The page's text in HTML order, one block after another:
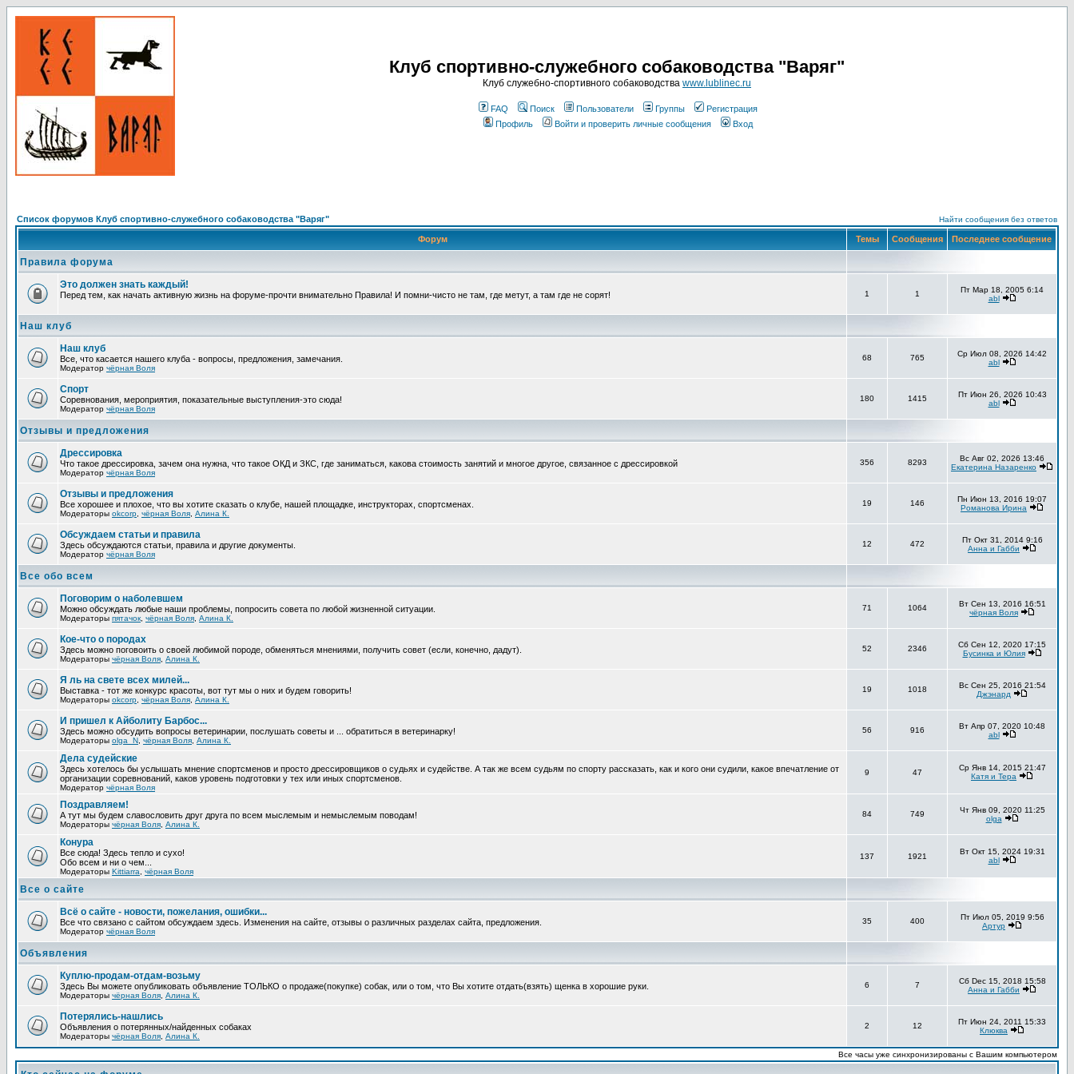
Клуб спортивно-служебного собаководства "Варяг"
Клуб служебно-спортивного собаководства www.lublinec.ru
FAQ Поиск Пользователи Группы
Регистрация
Профиль
Войти и проверить личные сообщения Вход
Список форумов Клуб спортивно-служебного собаководства "Варяг" Найти сообщения без ответов
Форум Темы Сообщения Последнее сообщение
Правила форума
Это должен знать каждый!
Перед тем, как начать активную жизнь на форуме-прочти внимательно Правила! И помни-чисто не там, где метут, а там где не сорят! 1 1
Пт Мар 18, 2005 6:14
abl
Наш клуб
Наш клуб
Все, что касается нашего клуба - вопросы, предложения, замечания.
Модератор чёрная Воля
68 765
Ср Июл 08, 2026 14:42
abl
Спорт
Соревнования, мероприятия, показательные выступления-это сюда!
Модератор чёрная Воля
180 1415
Пт Июн 26, 2026 10:43
abl
Отзывы и предложения
Дрессировка
Что такое дрессировка, зачем она нужна, что такое ОКД и ЗКС, где заниматься, какова стоимость занятий и многое другое, связанное с дрессировкой
Модератор чёрная Воля
356 8293
Вс Авг 02, 2026 13:46
Екатерина Назаренко
Отзывы и предложения
Все хорошее и плохое, что вы хотите сказать о клубе, нашей площадке, инструкторах, спортсменах.
Модераторы okcorp чёрная Воля Алина К.
19 146
Пн Июн 13, 2016 19:07
Романова Ирина
Обсуждаем статьи и правила
Здесь обсуждаются статьи, правила и другие документы.
Модератор чёрная Воля
12 472
Пт Окт 31, 2014 9:16
Анна и Габби
Все обо всем
Поговорим о наболевшем
Можно обсуждать любые наши проблемы, попросить совета по любой жизненной ситуации.
Модераторы пятачок чёрная Воля Алина К.
71 1064
Вт Сен 13, 2016 16:51
чёрная Воля
Кое-что о породах
Здесь можно поговоить о своей любимой породе, обменяться мнениями, получить совет (если, конечно, дадут).
Модераторы чёрная Воля Алина К.
52 2346
Сб Сен 12, 2020 17:15
Бусинка и Юлия
Я ль на свете всех милей...
Выставка - тот же конкурс красоты, вот тут мы о них и будем говорить!
Модераторы okcorp чёрная Воля Алина К.
19 1018
Вс Сен 25, 2016 21:54
Джэнард
И пришел к Айболиту Барбос...
Здесь можно обсудить вопросы ветеринарии, послушать советы и ... обратиться в ветеринарку!
Модераторы olga_N чёрная Воля Алина К.
56 916
Вт Апр 07, 2020 10:48
abl
Дела судейские
Здесь хотелось бы услышать мнение спортсменов и просто дрессировщиков о судьях и судействе. А так же всем судьям по спорту рассказать, как и кого они судили, какое впечатление от
организации соревнований, каков уровень подготовки у тех или иных спортсменов.
Модератор чёрная Воля
9 47
Ср Янв 14, 2015 21:47
Катя и Тера
Поздравляем!
А тут мы будем славословить друг друга по всем мыслемым и немыслемым поводам!
Модераторы чёрная Воля Алина К.
84 749
Чт Янв 09, 2020 11:25
olga
Конура
Все сюда! Здесь тепло и сухо!
Обо всем и ни о чем...
Модераторы Kittiarra чёрная Воля
137 1921
Вт Окт 15, 2024 19:31
abl
Все о сайте
Всё о сайте - новости, пожелания, ошибки...
Все что связано с сайтом обсуждаем здесь. Изменения на сайте, отзывы о различных разделах сайта, предложения.
Модератор чёрная Воля
35 400
Пт Июл 05, 2019 9:56
Артур
Объявления
Куплю-продам-отдам-возьму
Здесь Вы можете опубликовать объявление ТОЛЬКО о продаже(покупке) собак, или о том, что Вы хотите отдать(взять) щенка в хорошие руки.
Модераторы чёрная Воля Алина К.
6 7
Сб Dec 15, 2018 15:58
Анна и Габби
Потерялись-нашлись
Объявления о потерянных/найденных собаках
Модераторы чёрная Воля Алина К.
2 12
Пт Июн 24, 2011 15:33
Клюква
Все часы уже синхронизированы с Вашим компьютером